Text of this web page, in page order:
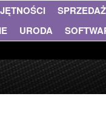
URODA